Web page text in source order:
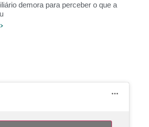
demora para perceber o que a